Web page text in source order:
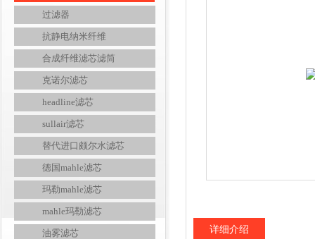
过滤器
抗静电纳米纤维
合成纤维滤芯滤筒
克诺尔滤芯
headline滤芯
sullair滤芯
替代进口颇尔水滤芯
德国mahle滤芯
玛勒mahle滤芯
mahle玛勒滤芯
油雾滤芯 详细介绍